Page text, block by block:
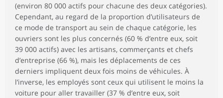
(environ 80 000 actifs pour chacune des deux catégories).
Cependant, au regard de la proportion d’utilisateurs de
ce mode de transport au sein de chaque catégorie, les
ouvriers sont les plus concernés (60 % d’entre eux, soit
39 000 actifs) avec les artisans, commerçants et chefs
d’entreprise (66 %), mais les déplacements de ces
derniers impliquent deux fois moins de véhicules. À
l’inverse, les employés sont ceux qui utilisent le moins la
voiture pour aller travailler (37 % d’entre eux, soit